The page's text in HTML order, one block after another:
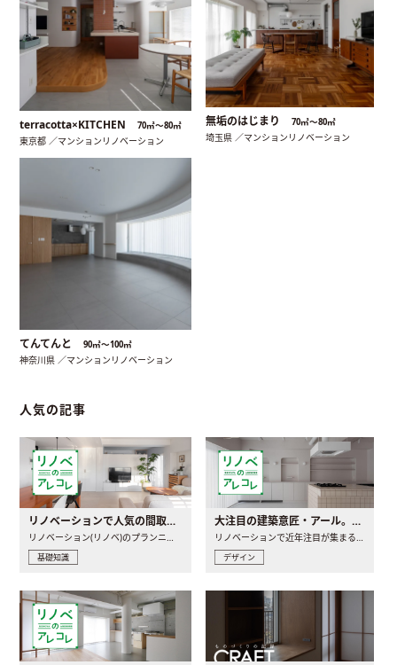
terracotta×KITCHEN 70㎡〜80㎡
東京都 ／マンションリノベーション
無垢のはじまり 70㎡〜80㎡
埼玉県 ／マンションリノベーション
てんてんと 90㎡〜100㎡
神奈川県 ／マンションリノベーション
人気の記事
リノベーションで人気の間取りとは？トレンドの間取りと実例を徹底解説
リノベーション(リノベ)のプランニングで一番最初に決めるのは..
基礎知識
大注目の建築意匠・アール。人気の理由と空間に取り入れるポイント
リノベーションで近年注目が集まる建築意匠の一つであるアール..
デザイン